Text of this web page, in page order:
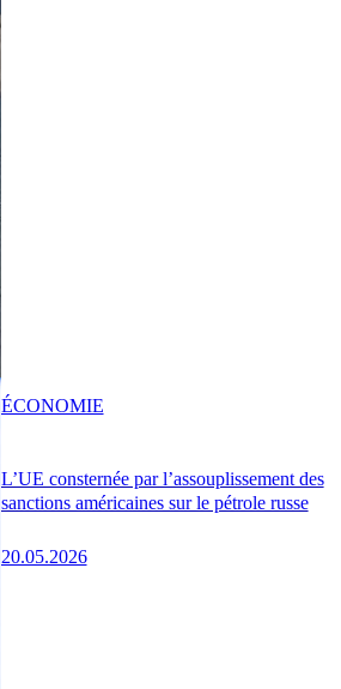
L’UE consternée par l’assouplissement des
sanctions américaines sur le pétrole russe
20.05.2026
ÉCONOMIE